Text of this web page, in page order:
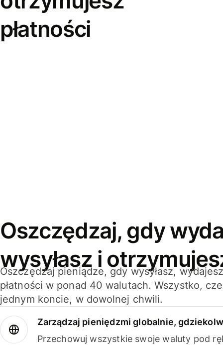
płatności
Oszczędzaj, gdy
wysyłasz i
Oszczędzaj pieniądze, gdy wysyłasz,
płatności w ponad 40 walutach. Wszystko,
jednym koncie, w dowolnej chwili.
Zarządzaj pieniędzmi globalnie,
Przechowuj wszystkie swoje waluty pod